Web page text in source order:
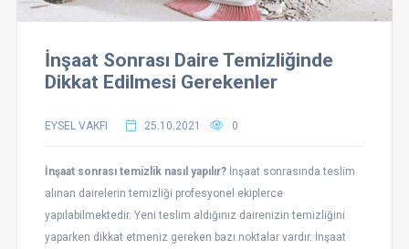
İnşaat Sonrası Daire Temizliğinde
Dikkat Edilmesi Gerekenler
EYSEL VAKFI 25.10.2021 0
İnşaat sonrası temizlik nasıl yapılır? İnşaat sonrasında teslim
alınan dairelerin temizliği profesyonel ekiplerce
yapılabilmektedir. Yeni teslim aldığınız dairenizin temizliğini
yaparken dikkat etmeniz gereken bazı noktalar vardır. İnşaat